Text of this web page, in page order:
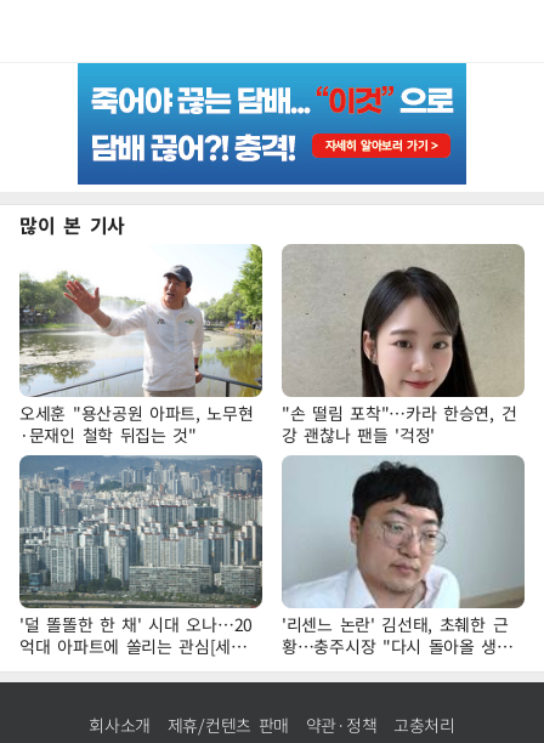
많이 본 기사
오세훈 "용산공원 아파트, 노무현
·문재인 철학 뒤집는 것"
"손 떨림 포착"…카라 한승연, 건
강 괜찮나 팬들 '걱정'
'덜 똘똘한 한 채' 시대 오나…20
억대 아파트에 쏠리는 관심[세제
개편, 그 이후②]
'리센느 논란' 김선태, 초췌한 근
황…충주시장 "다시 돌아올 생
각?"
회사소개 제휴/컨텐츠 판매 약관·정책 고충처리